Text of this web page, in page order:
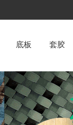
底板 套胶